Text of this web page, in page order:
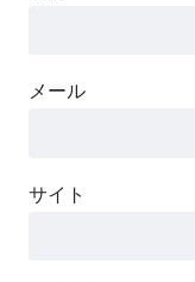
メール
サイト